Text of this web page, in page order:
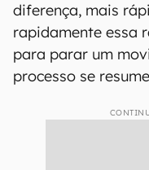
diferença, mais
rapidamente essa
para parar um
processo se